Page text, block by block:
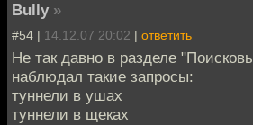
Bully »
#54 | 14.12.07 20:02 | ответить
Не так давно в разделе
наблюдал такие запросы:
туннели в ушах
туннели в щеках